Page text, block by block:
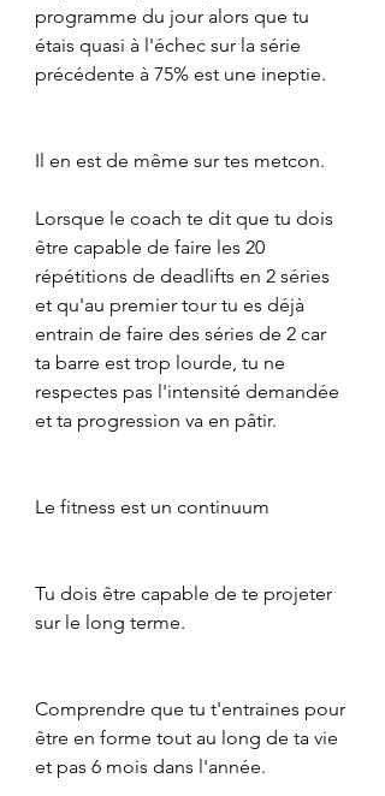
programme du jour alors que tu
étais quasi à l'échec sur la série
précédente à 75% est une ineptie.
Il en est de même sur tes metcon.
Lorsque le coach te dit que tu dois
être capable de faire les 20
répétitions de deadlifts en 2 séries
et qu'au premier tour tu es déjà
entrain de faire des séries de 2 car
ta barre est trop lourde, tu ne
respectes pas l'intensité demandée
et ta progression va en pâtir.
Le fitness est un continuum
Tu dois être capable de te projeter
sur le long terme.
Comprendre que tu t'entraines pour
être en forme tout au long de ta vie
et pas 6 mois dans l'année.